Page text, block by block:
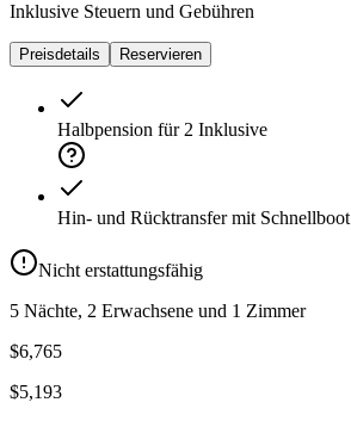
Inklusive Steuern und Gebühren
Preisdetails Reservieren
Halbpension für 2 Inklusive
Hin- und Rücktransfer mit Schnellboot
Nicht erstattungsfähig
5 Nächte, 2 Erwachsene und 1 Zimmer
$6,765
$5,193